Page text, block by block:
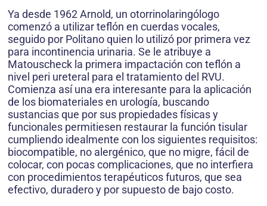
Ya desde 1962 Arnold, un otorrinolaringólogo
comenzó a utilizar teflón en cuerdas vocales,
seguido por Politano quien lo utilizó por primera vez
para incontinencia urinaria. Se le atribuye a
Matouscheck la primera impactación con teflón a
nivel peri ureteral para el tratamiento del RVU.
Comienza así una era interesante para la aplicación
de los biomateriales en urología, buscando
sustancias que por sus propiedades físicas y
funcionales permitiesen restaurar la función tisular
cumpliendo idealmente con los siguientes requisitos:
biocompatible, no alergénico, que no migre, fácil de
colocar, con pocas complicaciones, que no interfiera
con procedimientos terapéuticos futuros, que sea
efectivo, duradero y por supuesto de bajo costo.